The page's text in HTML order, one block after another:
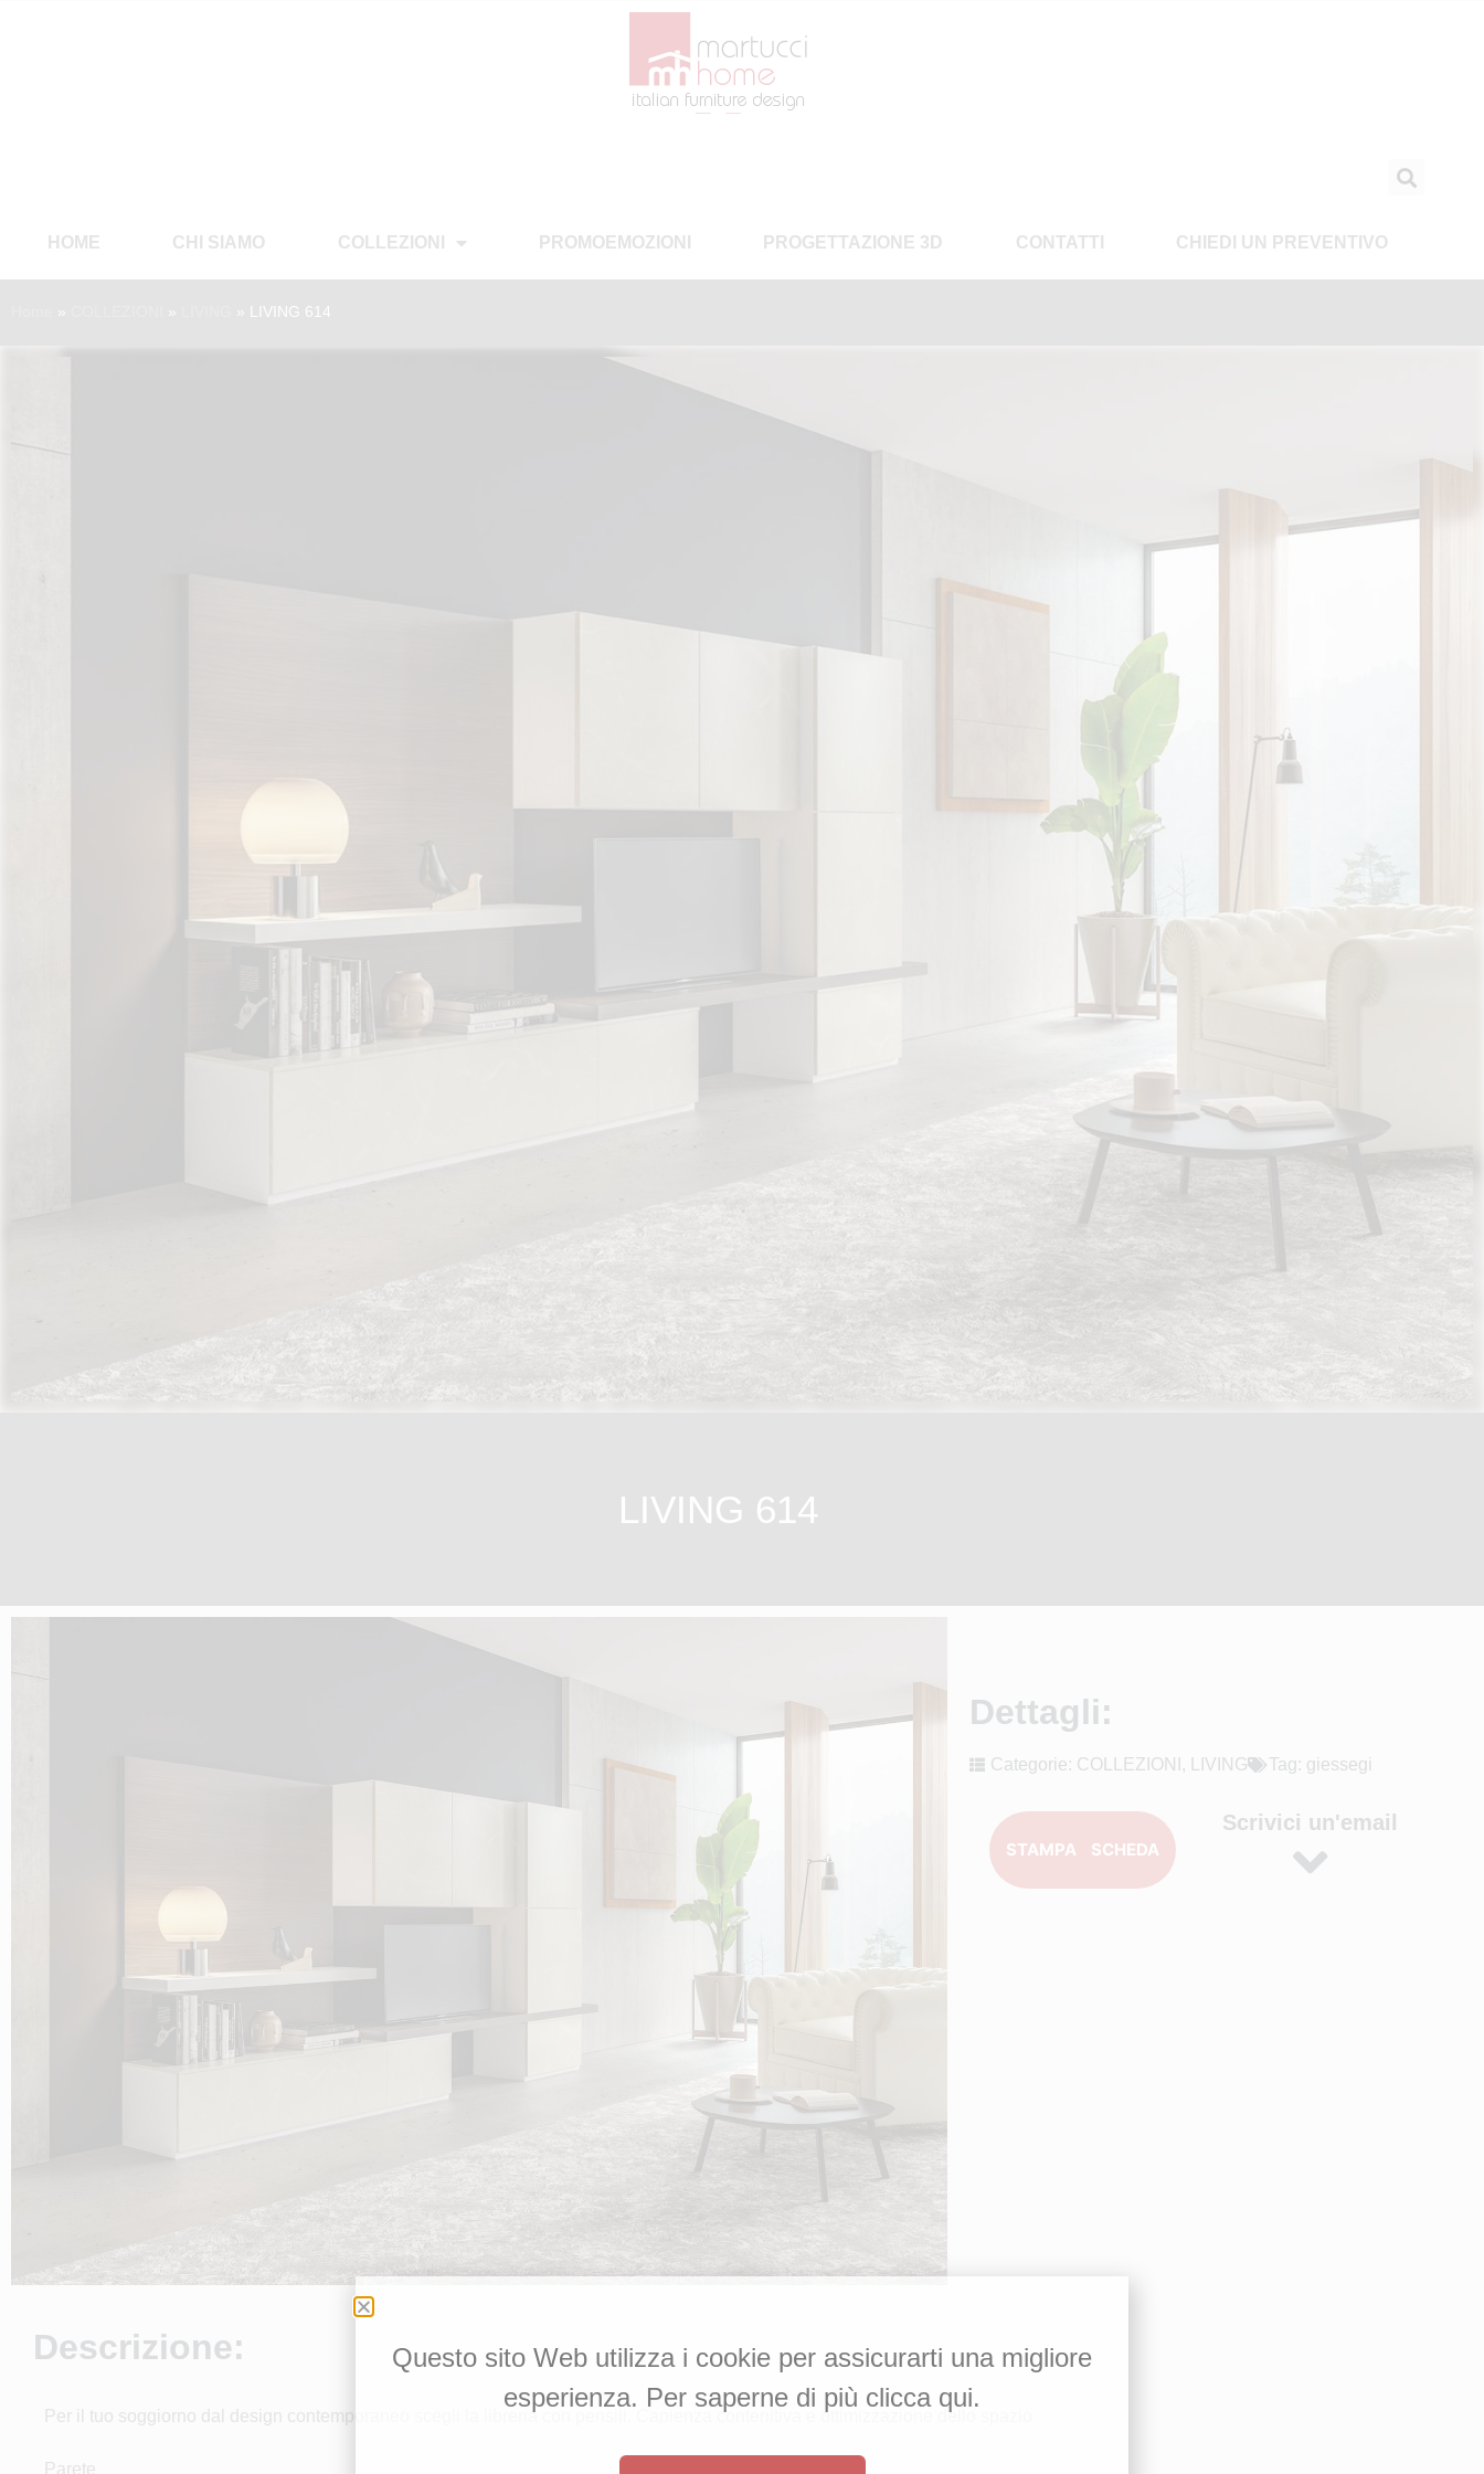
HOME CHI SIAMO COLLEZIONI PROMOEMOZIONI PROGETTAZIONE 3D CONTATTI CHIEDI UN PREVENTIVO
» » » LIVING 614
LIVING 614
Dettagli:
Categorie: COLLEZIONI , LIVING Tag: giessegi
STAMPA SCHEDA
Scrivici un'email
Descrizione:
Per il tuo soggiorno dal design contemporaneo scegli la libreria con pensili. Capienza contenitiva e ottimizzazione dello spazio
Parete
Questo sito Web utilizza i cookie per assicurarti una migliore
esperienza. Per saperne di più clicca qui.